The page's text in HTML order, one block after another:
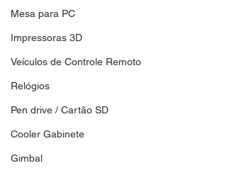
Mesa para PC
Impressoras 3D
Veículos de Controle Remoto
Relógios
Pen drive / Cartão SD
Cooler Gabinete
Gimbal